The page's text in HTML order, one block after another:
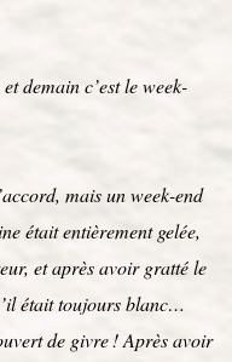
demain c’est le week-
mais un week-end
était entièrement gelée,
et après avoir gratté le
était toujours blanc…
de givre ! Après avoir